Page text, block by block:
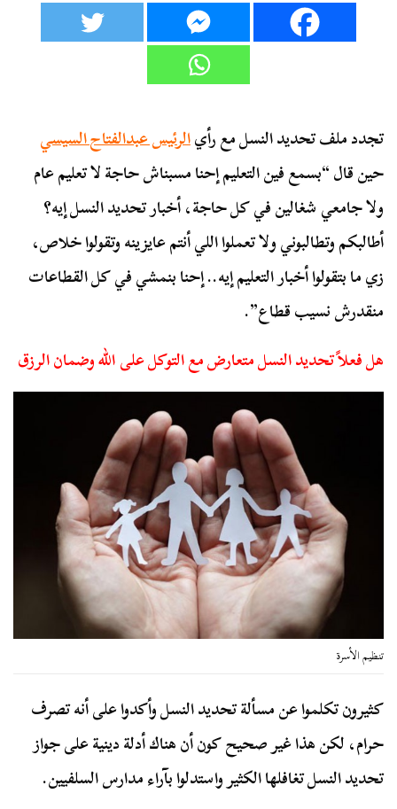
تجدد ملف تحديد النسل مع رأيالرئيس عبدالفتاح السيسي
حين قال “بسمع فين التعليم إحنا مسبناش حاجة لا تعليم عام
ولا جامعي شغالين في كل حاجة، أخبار تحديد النسل إيه؟
أطالبكم وتطالبوني ولا تعملوا اللي أنتم عايزينه وتقولوا خلاص،
زي ما بتقولوا أخبار التعليم إيه.. إحنا بنمشي في كل القطاعات
منقدرش نسيب قطاع”.
هل فعلاً تحديد النسل متعارض مع التوكل على الله وضمان الرزق
تنظيم الأسرة
كثيرون تكلموا عن مسألة تحديد النسل وأكدوا على أنه تصرف
حرام، لكن هذا غير صحيح كون أن هناك أدلة دينية على جواز
تحديد النسل تغافلها الكثير واستدلوا بآراء مدارس السلفيين.